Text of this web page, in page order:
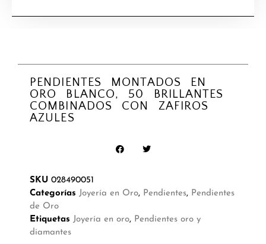
PENDIENTES MONTADOS EN
ORO BLANCO, 50 BRILLANTES
COMBINADOS CON ZAFIROS
AZULES
SKU 028490051
Categorías Joyería en Oro, Pendientes, Pendientes
de Oro
Etiquetas Joyería en oro, Pendientes oro y
diamantes